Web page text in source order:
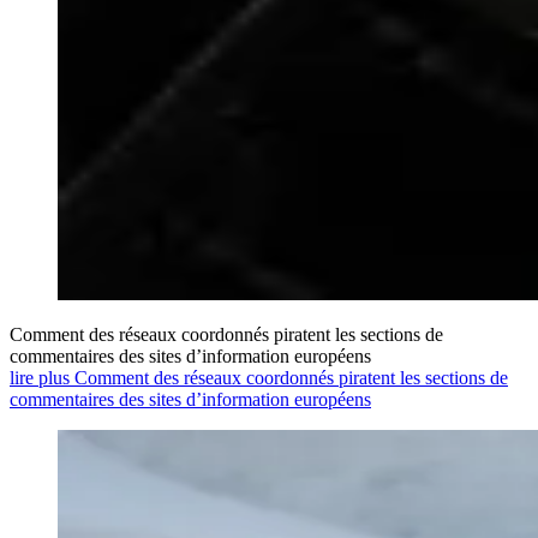
Comment des réseaux coordonnés piratent les sections de
commentaires des sites d’information européens
lire plus Comment des réseaux coordonnés piratent les sections de
commentaires des sites d’information européens